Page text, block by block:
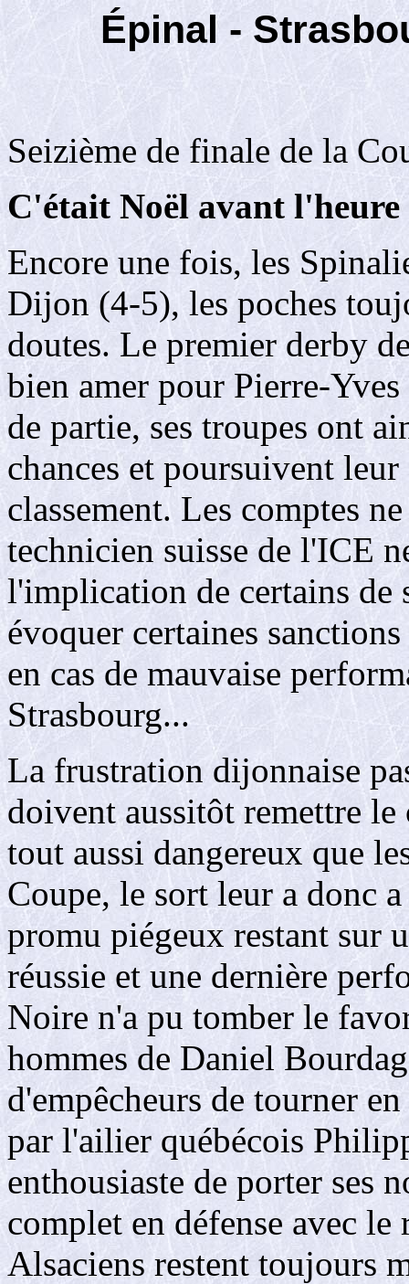
Épinal -
Seizième de finale de la
C'était Noël avant l'heure
Encore une fois, les
Dijon (4-5), les poches
doutes. Le premier derby
bien amer pour Pierre-
de partie, ses troupes ont
chances et poursuivent
classement. Les comptes
technicien suisse de l'ICE
l'implication de certains de
évoquer certaines
en cas de mauvaise
Strasbourg...
La frustration dijonnaise
doivent aussitôt remettre
tout aussi dangereux que
Coupe, le sort leur a donc
promu piégeux restant sur
réussie et une dernière
Noire n'a pu tomber le
hommes de Daniel
d'empêcheurs de tourner
par l'ailier québécois
enthousiaste de porter ses
complet en défense avec
Alsaciens restent toujours